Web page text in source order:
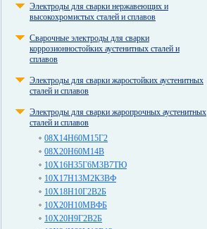
Электроды для сварки нержавеющих и
высокохромистых сталей и сплавов
Сварочные электроды для сварки
коррозионностойких аустенитных сталей и
сплавов
Электроды для сварки жаростойких аустенитных
сталей и сплавов
Электроды для сварки жаропрочных аустенитных
сталей и сплавов
08Х14Н60М15Г2
08Х20Н60М14В
10Х16Н35Г6М3В7ТЮ
10Х17Н13М2К3ВФ
10Х18Н10Г2В2Б
10Х20Н10МВФБ
10Х20Н9Г2В2Б